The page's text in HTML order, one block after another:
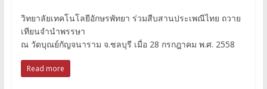
วิทยาลัยเทคโนโลยีอักษรพัทยา ร่วมสืบสานประเพณีไทย ถวาย
เทียนจำนำพรรษา
ณ วัดบุณย์กัญจนาราม จ.ชลบุรี เมื่อ 28 กรกฎาคม พ.ศ. 2558
Read more